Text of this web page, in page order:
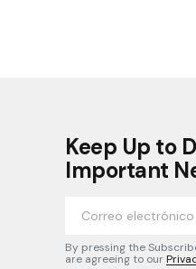
Keep Up to
Important
By pressing the
are agreeing to our